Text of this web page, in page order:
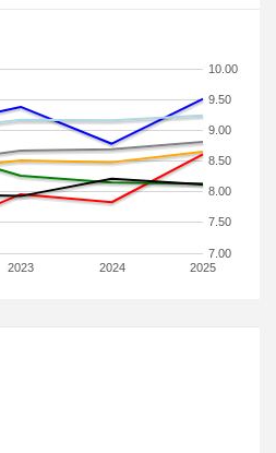
2023 2024 2025
7.00
7.50
8.00
8.50
9.00
9.50
10.00